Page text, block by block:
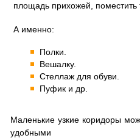
площадь прихожей, поместить
А именно:
Полки.
Вешалку.
Стеллаж для обуви.
Пуфик и др.
Маленькие узкие коридоры
удобными